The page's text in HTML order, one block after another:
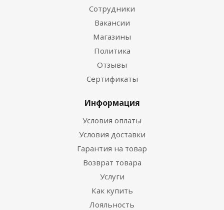
Сотрудники
Вакансии
Магазины
Политика
Отзывы
Сертификаты
Информация
Условия оплаты
Условия доставки
Гарантия на товар
Возврат товара
Услуги
Как купить
Лояльность